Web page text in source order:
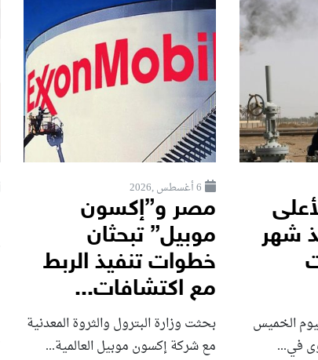
شهر
الخميس
في...
6 أغسطس ,2026
مصر و”إكسون
موبيل” تبحثان
خطوات تنفيذ الربط
مع اكتشافات...
بحثت وزارة البترول والثروة المعدنية
مع شركة إكسون موبيل العالمية...